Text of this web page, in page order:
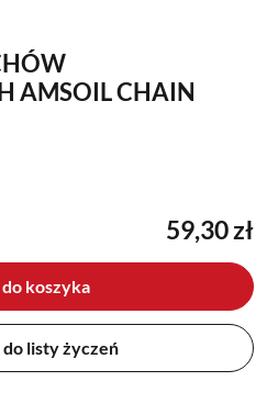
AMSOIL CHAIN
59,30 zł
koszyka
do listy życzeń